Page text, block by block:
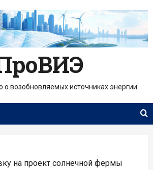
о возобновляемых источниках энергии
на проект солнечной фермы